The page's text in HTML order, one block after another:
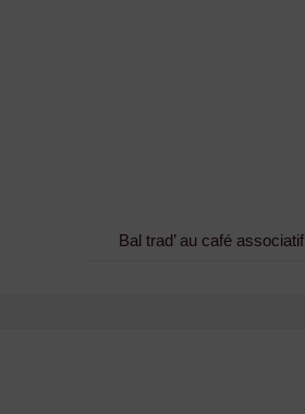
Bal trad’ au café associatif